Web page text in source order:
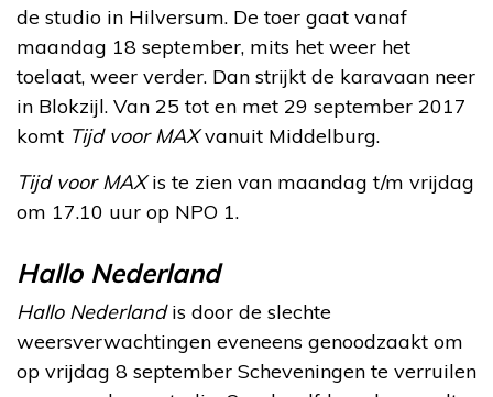
de studio in Hilversum. De toer gaat vanaf
maandag 18 september, mits het weer het
toelaat, weer verder. Dan strijkt de karavaan neer
in Blokzijl. Van 25 tot en met 29 september 2017
komt Tijd voor MAXvanuit Middelburg.
Tijd voor MAXis te zien van maandag t/m vrijdag
om 17.10 uur op NPO 1.
Hallo Nederland
Hallo Nederlandis door de slechte
weersverwachtingen eveneens genoodzaakt om
op vrijdag 8 september Scheveningen te verruilen